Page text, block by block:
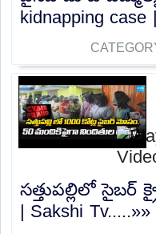
kidnapping case
సత్తుపల్లిలో సైబర్
| Sakshi Tv.....»»